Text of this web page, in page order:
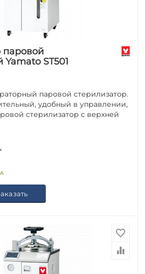
паровой
ST501
паровой стерилизатор.
удобный в управлении,
стерилизатор с верхней